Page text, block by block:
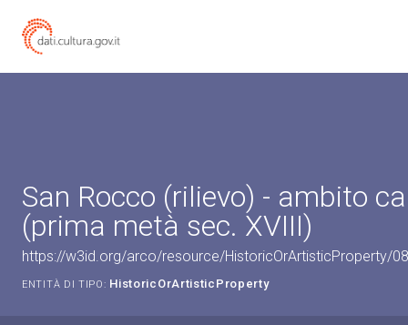
San Rocco (rilievo) - ambito
(prima metà sec. XVIII)
https://w3id.org/arco/resource/HistoricOrArtisticProperty/
ENTITÀ DI TIPO: HistoricOrArtisticProperty